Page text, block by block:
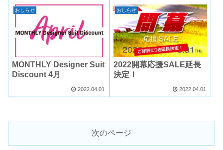
おしらせ
MONTHLY Designer Suit
Discount 4月
2022.04.01
おしらせ
2022開幕応援SALE延長
決定！
2022.04.01
次のページ